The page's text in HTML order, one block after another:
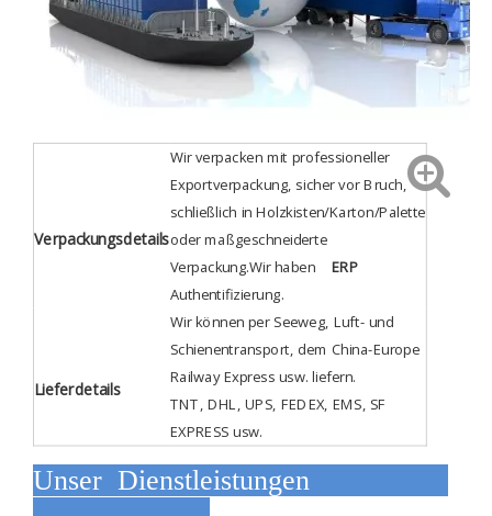
Verpackungsdetails
Wir verpacken mit professioneller
Exportverpackung, sicher vor Bruch,
schließlich in Holzkisten/Karton/Palette
oder maßgeschneiderte
Verpackung.Wir haben ERP
Authentifizierung.
Lieferdetails
Wir können per Seeweg, Luft- und
Schienentransport, dem China-Europe
Railway Express usw. liefern.
TNT, DHL, UPS, FEDEX, EMS, SF
EXPRESS usw.
Unser Dienstleistungen